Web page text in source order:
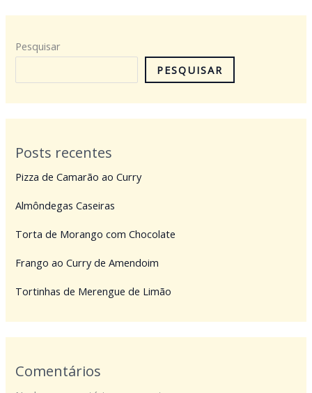
Pesquisar
PESQUISAR
Posts recentes
Pizza de Camarão ao Curry
Almôndegas Caseiras
Torta de Morango com Chocolate
Frango ao Curry de Amendoim
Tortinhas de Merengue de Limão
Comentários